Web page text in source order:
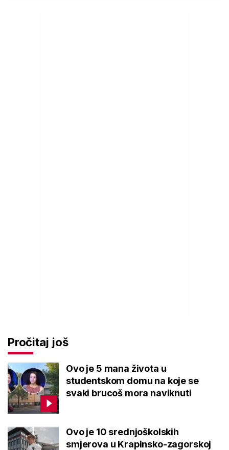
Pročitaj još
Ovo je 5 mana života u
studentskom domu na koje se
svaki brucoš mora naviknuti
Ovo je 10 srednjoškolskih
smjerova u Krapinsko-zagorskoj